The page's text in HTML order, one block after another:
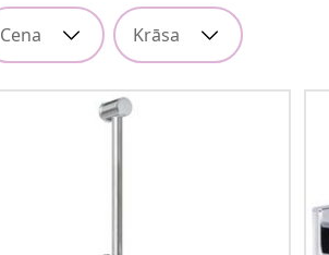
Cena Krāsa